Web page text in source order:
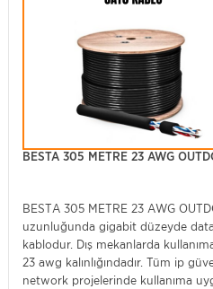
BESTA 305 METRE 23 AWG
BESTA 305 METRE 23 AWG
uzunluğunda gigabit düzeyde
kablodur. Dış mekanlarda
23 awg kalınlığındadır. Tüm ip
network projelerinde kullanıma